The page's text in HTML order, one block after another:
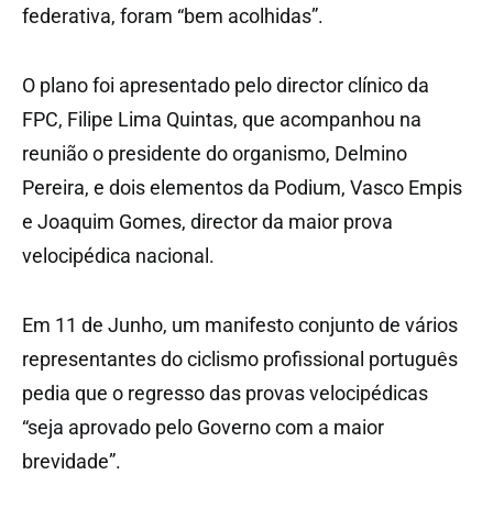
federativa, foram “bem acolhidas”.
O plano foi apresentado pelo director clínico da
FPC, Filipe Lima Quintas, que acompanhou na
reunião o presidente do organismo, Delmino
Pereira, e dois elementos da Podium, Vasco Empis
e Joaquim Gomes, director da maior prova
velocipédica nacional.
Em 11 de Junho, um manifesto conjunto de vários
representantes do ciclismo profissional português
pedia que o regresso das provas velocipédicas
“seja aprovado pelo Governo com a maior
brevidade”.